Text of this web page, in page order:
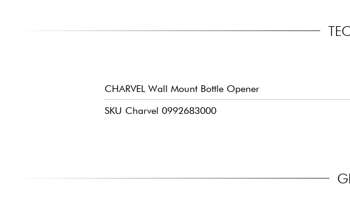
CHARVEL Wall Mount Bottle Opener
SKU Charvel 0992683000